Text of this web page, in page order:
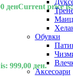
Обувки
Аксесоари
денCurrent price is:
999,00 ден.